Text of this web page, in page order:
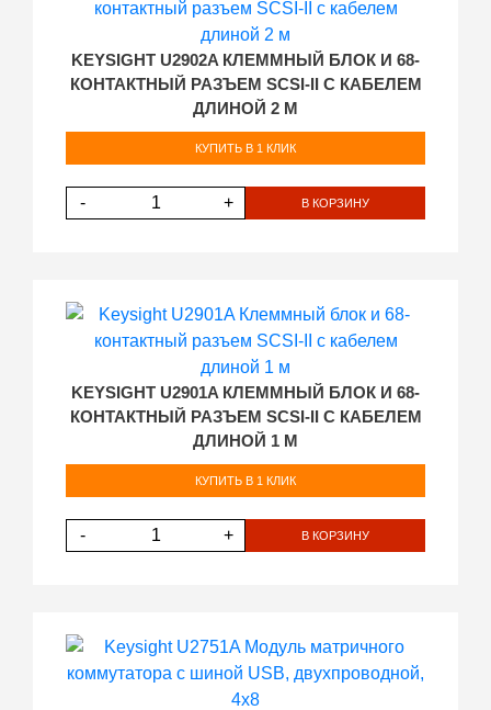
KEYSIGHT U2902A КЛЕММНЫЙ БЛОК И 68-
КОНТАКТНЫЙ РАЗЪЕМ SCSI-II С КАБЕЛЕМ
ДЛИНОЙ 2 М
КУПИТЬ В 1 КЛИК
- + В КОРЗИНУ
KEYSIGHT U2901A КЛЕММНЫЙ БЛОК И 68-
КОНТАКТНЫЙ РАЗЪЕМ SCSI-II С КАБЕЛЕМ
ДЛИНОЙ 1 М
КУПИТЬ В 1 КЛИК
- + В КОРЗИНУ